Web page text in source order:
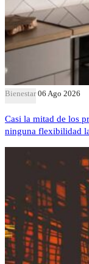
Bienestar 06 Ago 2026
Casi la mitad de los
ninguna flexibilidad